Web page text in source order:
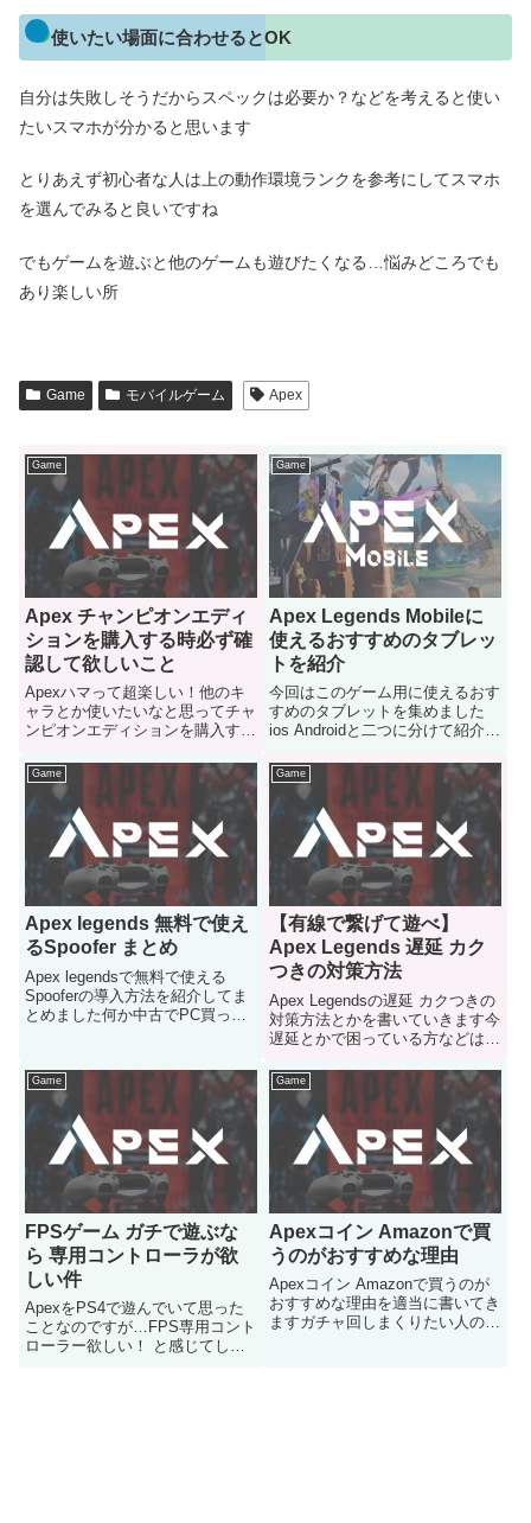
使いたい場面に合わせるとOK
自分は失敗しそうだからスペックは必要か？などを考えると使い
たいスマホが分かると思います
とりあえず初心者な人は上の動作環境ランクを参考にしてスマホ
を選んでみると良いですね
でもゲームを遊ぶと他のゲームも遊びたくなる…悩みどころでも
あり楽しい所
Game モバイルゲーム Apex
Game
Apex チャンピオンエディ
ションを購入する時必ず確
認して欲しいこと
Apexハマって超楽しい！他のキ
ャラとか使いたいなと思ってチャ
ンピオンエディションを購入する
した是非買う前に一度見て置いて
下さい
Game
Apex Legends Mobileに
使えるおすすめのタブレッ
トを紹介
今回はこのゲーム用に使えるおす
すめのタブレットを集めました
ios Androidと二つに分けて紹介し
Game
Apex legends 無料で使え
るSpoofer まとめ
Apex legendsで無料で使える
Spooferの導入方法を紹介してま
とめました何か中古でPC買った
Game
【有線で繋げて遊べ】
Apex Legends 遅延 カク
つきの対策方法
Apex Legendsの遅延 カクつきの
対策方法とかを書いていきます今
遅延とかで困っている方などはご
Game
FPSゲーム ガチで遊ぶな
ら 専用コントローラが欲
しい件
ApexをPS4で遊んでいて思った
ことなのですが…FPS専用コント
ローラー欲しい！ と感じてしま
Game
Apexコイン Amazonで買
うのがおすすめな理由
Apexコイン Amazonで買うのが
おすすめな理由を適当に書いてき
ますガチャ回しまくりたい人のご